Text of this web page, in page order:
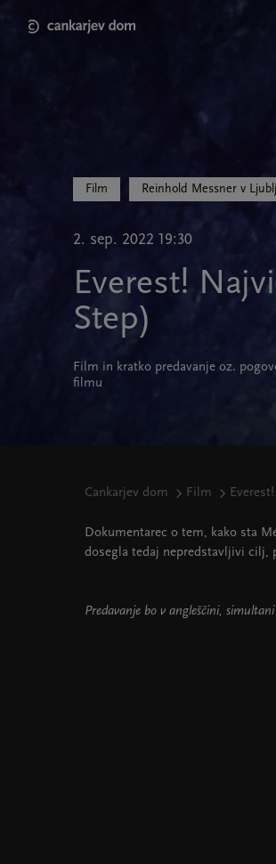
main
Film Reinhold Messner v
2. sep. 2022 19:30
Everest!
Step)
Film in kratko predavanje oz.
filmu
Cankarjev dom Film
Dokumentarec o tem, kako sta
dosegla tedaj nepredstavljivi cilj,
Predavanje bo v angleščini,